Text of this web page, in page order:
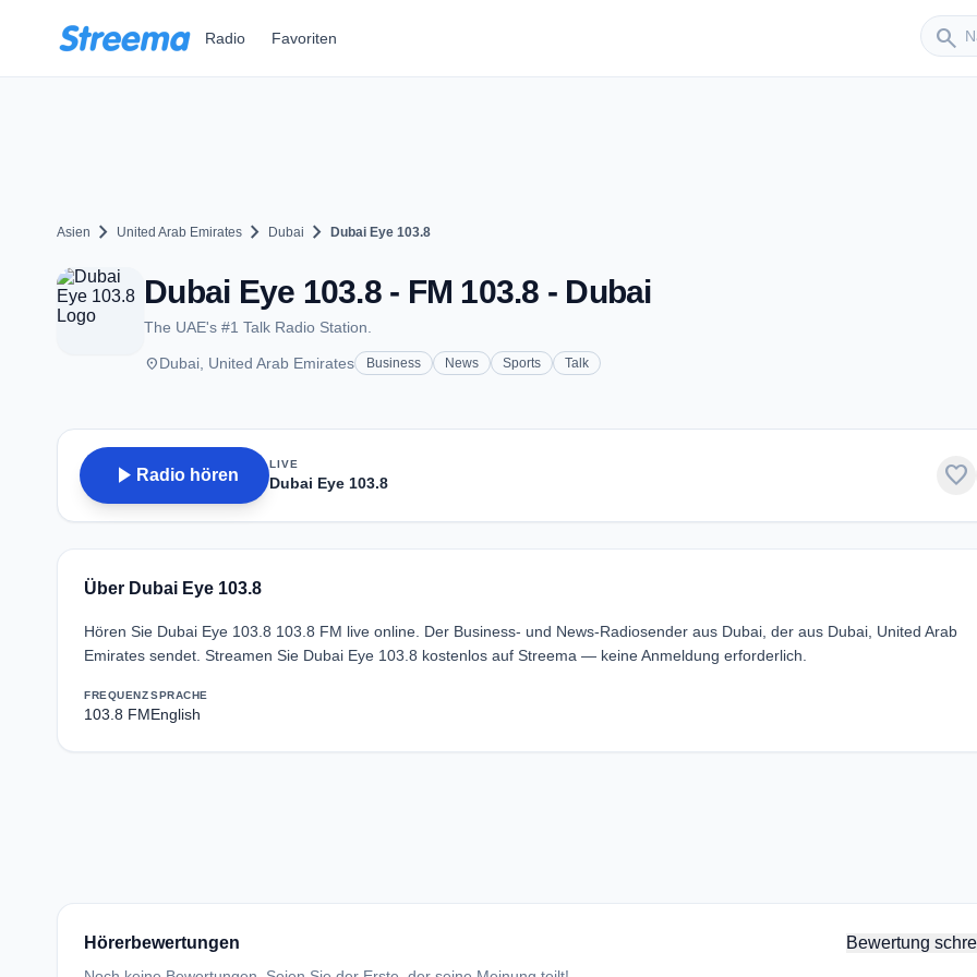
Radio Favoriten search
Asien chevron_right United Arab Emirates chevron_right Dubai chevron_right Dubai Eye 103.8
Dubai Eye 103.8 - FM 103.8 - Dubai
The UAE's #1 Talk Radio Station.
placeDubai, United Arab Emirates Business News Sports Talk
play_arrow Radio hören
LIVE
Dubai Eye 103.8 favorite
Über Dubai Eye 103.8
Hören Sie Dubai Eye 103.8 103.8 FM live online. Der Business- und News-Radiosender aus Dubai, der aus Dubai, United Arab
Emirates sendet. Streamen Sie Dubai Eye 103.8 kostenlos auf Streema — keine Anmeldung erforderlich.
FREQUENZ
103.8 FM
SPRACHE
English
Hörerbewertungen Bewertung